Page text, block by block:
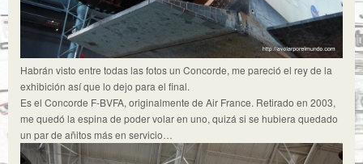
Habrán visto entre todas las fotos un Concorde, me pareció el rey de la
exhibición así que lo dejo para el final.
Es el Concorde F-BVFA, originalmente de Air France. Retirado en 2003,
me quedó la espina de poder volar en uno, quizá si se hubiera quedado
un par de añitos más en servicio…